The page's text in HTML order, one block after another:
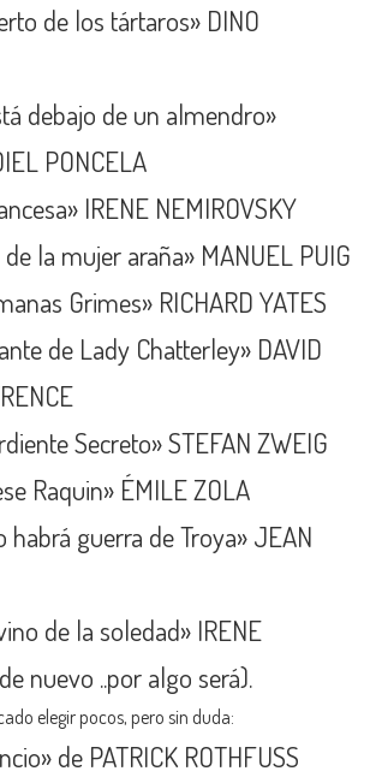
de los tártaros» DINO
debajo de un almendro»
PONCELA
IRENE NEMIROVSKY
la mujer araña» MANUEL PUIG
Grimes» RICHARD YATES
de Lady Chatterley» DAVID
Secreto» STEFAN ZWEIG
Raquin» ÉMILE ZOLA
habrá guerra de Troya» JEAN
de la soledad» IRENE
nuevo ..por algo será).
elegir pocos, pero sin duda:
de PATRICK ROTHFUSS